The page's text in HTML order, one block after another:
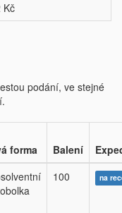
Kč
podání, ve stejné
forma Balení
100 na